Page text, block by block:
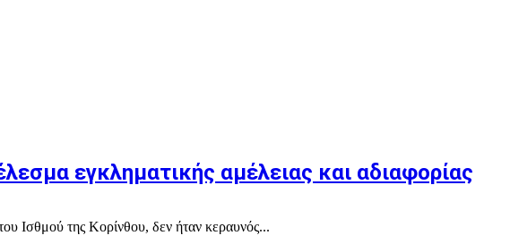
εγκληματικής αμέλειας και αδιαφορίας
Ισθμού της Κορίνθου, δεν ήταν κεραυνός...